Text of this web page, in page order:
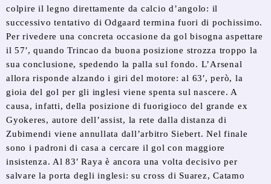
colpire il legno direttamente da calcio d’angolo: il
successivo tentativo di Odgaard termina fuori di pochissimo.
Per rivedere una concreta occasione da gol bisogna aspettare
il 57′, quando Trincao da buona posizione strozza troppo la
sua conclusione, spedendo la palla sul fondo. L’Arsenal
allora risponde alzando i giri del motore: al 63′, però, la
gioia del gol per gli inglesi viene spenta sul nascere. A
causa, infatti, della posizione di fuorigioco del grande ex
Gyokeres, autore dell’assist, la rete dalla distanza di
Zubimendi viene annullata dall’arbitro Siebert. Nel finale
sono i padroni di casa a cercare il gol con maggiore
insistenza. Al 83′ Raya è ancora una volta decisivo per
salvare la porta degli inglesi: su cross di Suarez, Catamo